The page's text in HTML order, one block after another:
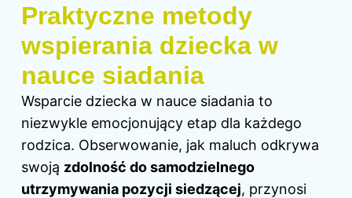
Praktyczne metody
wspierania dziecka w
nauce siadania
Wsparcie dziecka w nauce siadania to
niezwykle emocjonujący etap dla każdego
rodzica. Obserwowanie, jak maluch odkrywa
swoją zdolność do samodzielnego
utrzymywania pozycji siedzącej, przynosi